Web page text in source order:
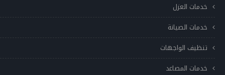
خدمات العزل
خدمات الصيانة
تنظيف الواجهات
خدمات المصاعد